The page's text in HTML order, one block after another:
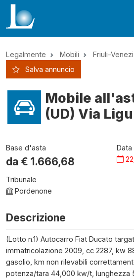
Legalmente Mobili Friuli-
Salva annuncio
Mobile
(UD) Via
Base d'asta
da € 1.666,68
Data
Tribunale
Pordenone
Descrizione
(Lotto n.1) Autocarro Fiat Ducato
immatricolazione 2009, cc 2287, kw
gasolio, km non rilevabili
potenza/tara 44,000 kw/t, lunghezza